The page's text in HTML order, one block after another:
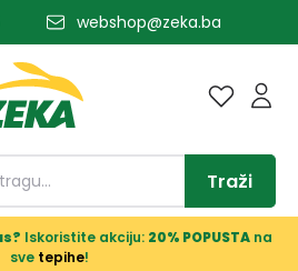
webshop@zeka.ba
Traži
Iskoristite akciju: 20% POPUSTAna
sve tepihe!